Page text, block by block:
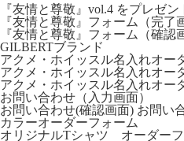
『友情と尊敬』vol.4 をプレゼン
『友情と尊敬』フォーム（完了
『友情と尊敬』フォーム（確認
GILBERTブランド
アクメ・ホイッスル名入れオー
アクメ・ホイッスル名入れオー
アクメ・ホイッスル名入れオー
お問い合わせ（入力画面）
お問い合わせ(確認画面) お問い
カラーオーダーフォーム
オリジナルTシャツ オーダー